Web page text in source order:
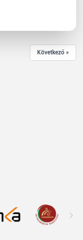
Következő »